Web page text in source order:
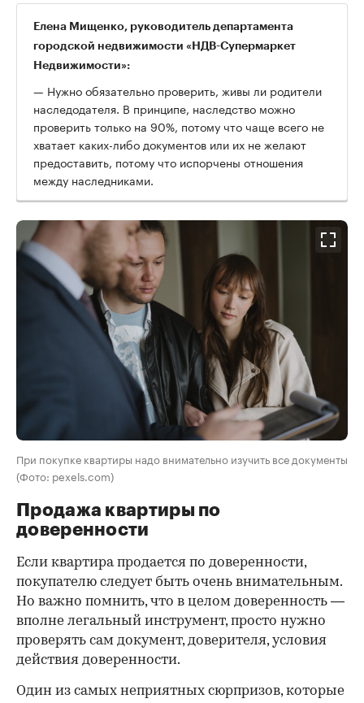
Елена Мищенко, руководитель департамента
городской недвижимости «НДВ-Супермаркет
Недвижимости»:
— Нужно обязательно проверить, живы ли родители
наследодателя. В принципе, наследство можно
проверить только на 90%, потому что чаще всего не
хватает каких-либо документов или их не желают
предоставить, потому что испорчены отношения
между наследниками.
При покупке квартиры надо внимательно изучить все документы
(Фото: pexels.com)
Продажа квартиры по
доверенности
Если квартира продается по доверенности,
покупателю следует быть очень внимательным.
Но важно помнить, что в целом доверенность —
вполне легальный инструмент, просто нужно
проверять сам документ, доверителя, условия
действия доверенности.
Один из самых неприятных сюрпризов, которые